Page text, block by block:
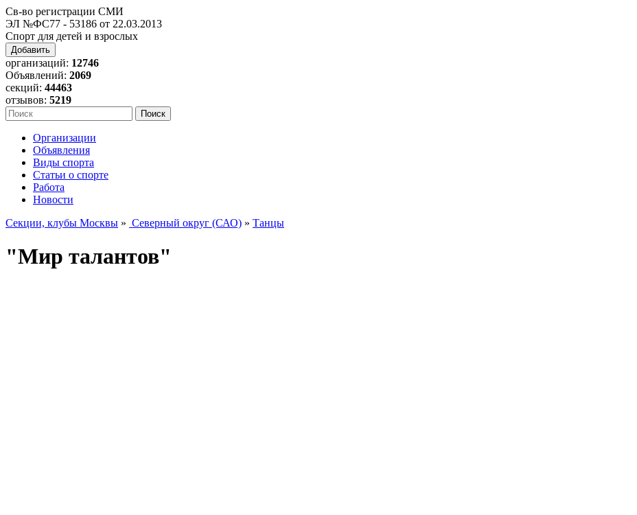
Св-во регистрации СМИ
ЭЛ №ФС77 - 53186 от 22.03.2013
Спорт для детей и взрослых
Добавить
организаций: 12746
Объявлений: 2069
секций: 44463
отзывов: 5219
Организации
Объявления
Виды спорта
Статьи о спорте
Работа
Новости
Секции, клубы Москвы » Северный округ (САО) » Танцы
"Мир талантов"